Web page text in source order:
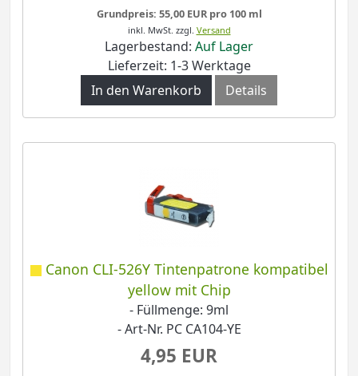
Grundpreis: 55,00 EUR pro 100 ml
inkl. MwSt. zzgl. Versand
Lagerbestand: Auf Lager
Lieferzeit: 1-3 Werktage
In den Warenkorb
Details
Canon CLI-526Y Tintenpatrone kompatibel
yellow mit Chip
- Füllmenge: 9ml
- Art-Nr. PC CA104-YE
4,95 EUR